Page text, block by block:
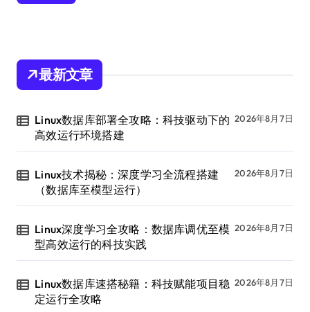
最新文章
Linux数据库部署全攻略：科技驱动下的
高效运行环境搭建
2026年8月7日
Linux技术揭秘：深度学习全流程搭建
（数据库至模型运行）
2026年8月7日
Linux深度学习全攻略：数据库调优至模
型高效运行的科技实践
2026年8月7日
Linux数据库速搭秘籍：科技赋能项目稳
定运行全攻略
2026年8月7日